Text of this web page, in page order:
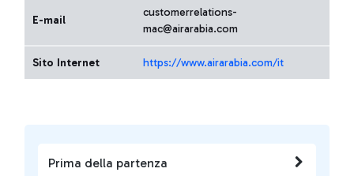
Prima della partenza
E-mail
customerrelations-
mac@airarabia.com
Sito Internet https://www.airarabia.com/it